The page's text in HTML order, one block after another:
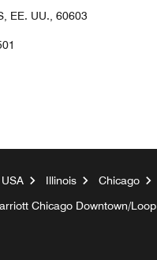
EE. UU., 60603
USA Illinois
Chicago
Chicago Downtown/Loop